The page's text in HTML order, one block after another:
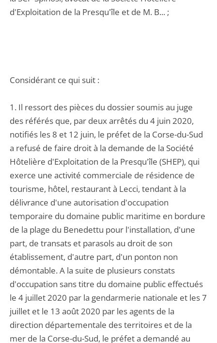
d'Exploitation de la Presqu'île et de M. B... ;
Considérant ce qui suit :
1. Il ressort des pièces du dossier soumis au juge
des référés que, par deux arrêtés du 4 juin 2020,
notifiés les 8 et 12 juin, le préfet de la Corse-du-Sud
a refusé de faire droit à la demande de la Société
Hôtelière d'Exploitation de la Presqu'île (SHEP), qui
exerce une activité commerciale de résidence de
tourisme, hôtel, restaurant à Lecci, tendant à la
délivrance d'une autorisation d'occupation
temporaire du domaine public maritime en bordure
de la plage du Benedettu pour l'installation, d'une
part, de transats et parasols au droit de son
établissement, d'autre part, d'un ponton non
démontable. A la suite de plusieurs constats
d'occupation sans titre du domaine public effectués
le 4 juillet 2020 par la gendarmerie nationale et les 7
juillet et le 13 août 2020 par les agents de la
direction départementale des territoires et de la
mer de la Corse-du-Sud, le préfet a demandé au